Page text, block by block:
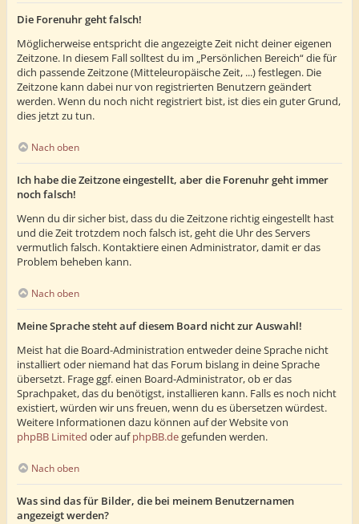
Die Forenuhr geht falsch!
Möglicherweise entspricht die angezeigte Zeit nicht deiner eigenen
Zeitzone. In diesem Fall solltest du im „Persönlichen Bereich“ die für
dich passende Zeitzone (Mitteleuropäische Zeit, ...) festlegen. Die
Zeitzone kann dabei nur von registrierten Benutzern geändert
werden. Wenn du noch nicht registriert bist, ist dies ein guter Grund,
dies jetzt zu tun.
Nach oben
Ich habe die Zeitzone eingestellt, aber die Forenuhr geht immer
noch falsch!
Wenn du dir sicher bist, dass du die Zeitzone richtig eingestellt hast
und die Zeit trotzdem noch falsch ist, geht die Uhr des Servers
vermutlich falsch. Kontaktiere einen Administrator, damit er das
Problem beheben kann.
Nach oben
Meine Sprache steht auf diesem Board nicht zur Auswahl!
Meist hat die Board-Administration entweder deine Sprache nicht
installiert oder niemand hat das Forum bislang in deine Sprache
übersetzt. Frage ggf. einen Board-Administrator, ob er das
Sprachpaket, das du benötigst, installieren kann. Falls es noch nicht
existiert, würden wir uns freuen, wenn du es übersetzen würdest.
Weitere Informationen dazu können auf der Website von
phpBB Limited oder aufphpBB.degefunden werden.
Nach oben
Was sind das für Bilder, die bei meinem Benutzernamen
angezeigt werden?